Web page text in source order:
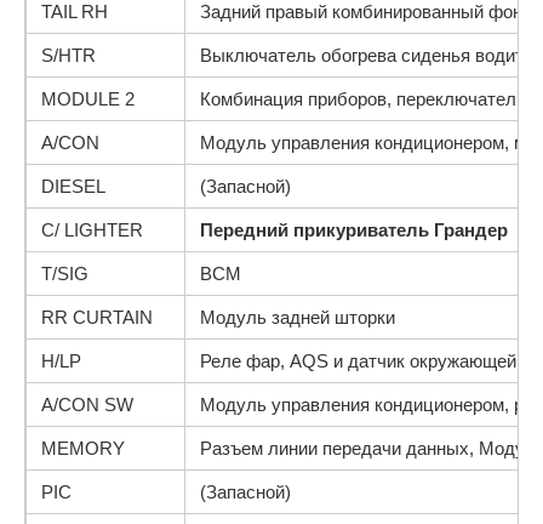
TAIL RH Задний правый комбинированный
S/HTR Выключатель обогрева сиденья
MODULE 2 Комбинация приборов, переключатель
A/CON Модуль управления кондиционером,
DIESEL (Запасной)
C/ LIGHTER Передний прикуриватель Грандер
T/SIG BCM
RR CURTAIN Модуль задней шторки
H/LP Реле фар, AQS и датчик окружающей
A/CON SW Модуль управления кондиционером,
MEMORY Разъем линии передачи данных,
PIC (Запасной)